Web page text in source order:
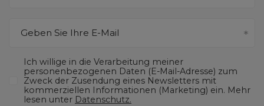
Geben Sie Ihre E-Mail
Ich willige in die Verarbeitung meiner
personenbezogenen Daten (E-Mail-Adresse) zum
Zweck der Zusendung eines Newsletters mit
kommerziellen Informationen (Marketing) ein. Mehr
lesen unter Datenschutz.